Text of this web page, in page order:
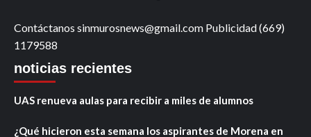
Contáctanos sinmurosnews@gmail.com Publicidad (669)
1179588
noticias recientes
UAS renueva aulas para recibir a miles de alumnos
¿Qué hicieron esta semana los aspirantes de Morena en